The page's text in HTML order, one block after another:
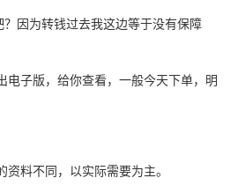
因为转钱过去我这边等于没有保障
电子版，给你查看，一般今天下单，明
料不同，以实际需要为主。